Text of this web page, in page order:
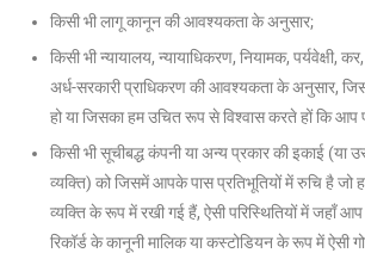
किसी भी लागू कानून की आवश्यकता के अनुसार;
किसी भी न्यायालय, न्यायाधिकरण, नियामक, पर्यवेक्षी,
अर्ध-सरकारी प्राधिकरण की आवश्यकता के अनुसार,
हो या जिसका हम उचित रूप से विश्वास करते हों कि आप
किसी भी सूचीबद्ध कंपनी या अन्य प्रकार की इकाई (या
व्यक्ति) को जिसमें आपके पास प्रतिभूतियों में रुचि है जो
व्यक्ति के रूप में रखी गई हैं, ऐसी परिस्थितियों में जहाँ
रिकॉर्ड के कानूनी मालिक या कस्टोडियन के रूप में ऐसी